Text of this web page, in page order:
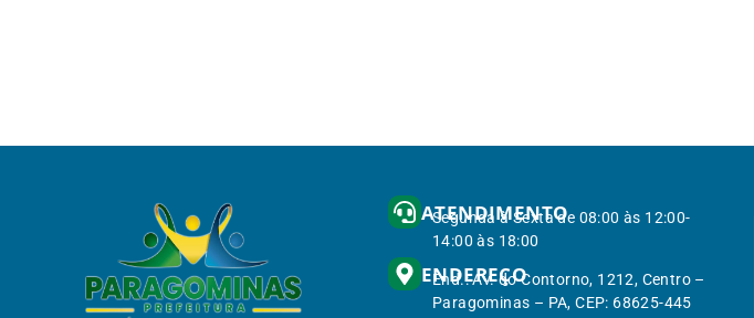
ATENDIMENTO
Segunda à Sexta de 08:00 às 12:00-
14:00 às 18:00
ENDEREÇO
End.: Av. do Contorno, 1212, Centro –
Paragominas – PA, CEP: 68625-445